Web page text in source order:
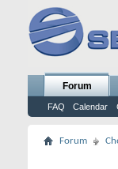
Forum
FAQ Calendar
Forum